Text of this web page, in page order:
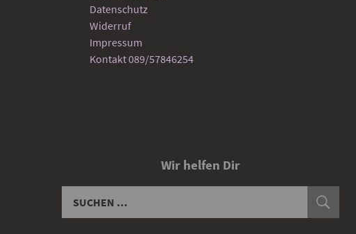
Datenschutz
Widerruf
Impressum
Kontakt 089/57846254
Wir helfen Dir